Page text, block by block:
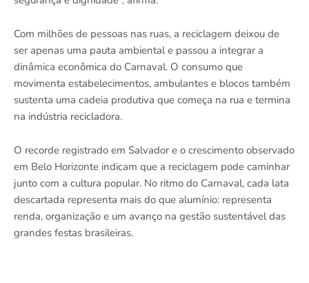
Com milhões de pessoas nas ruas, a reciclagem deixou de
ser apenas uma pauta ambiental e passou a integrar a
dinâmica econômica do Carnaval. O consumo que
movimenta estabelecimentos, ambulantes e blocos também
sustenta uma cadeia produtiva que começa na rua e termina
na indústria recicladora.
O recorde registrado em Salvador e o crescimento observado
em Belo Horizonte indicam que a reciclagem pode caminhar
junto com a cultura popular. No ritmo do Carnaval, cada lata
descartada representa mais do que alumínio: representa
renda, organização e um avanço na gestão sustentável das
grandes festas brasileiras.